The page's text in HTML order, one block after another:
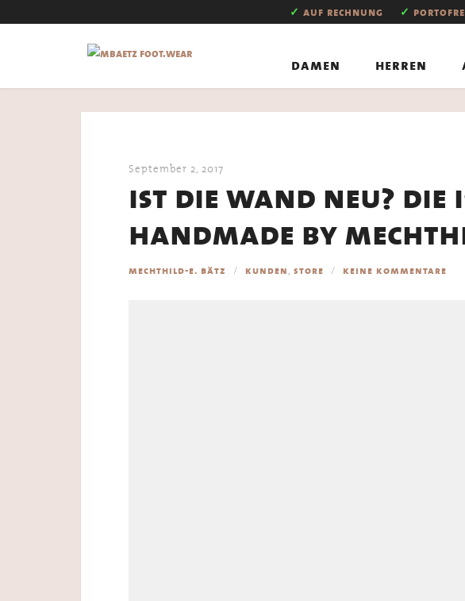
✓ auf rechnung ✓
damen herren
September 2, 2017
ist die wand neu? die
handmade by
mechthild-e. bätz kunden, store keine kommentare